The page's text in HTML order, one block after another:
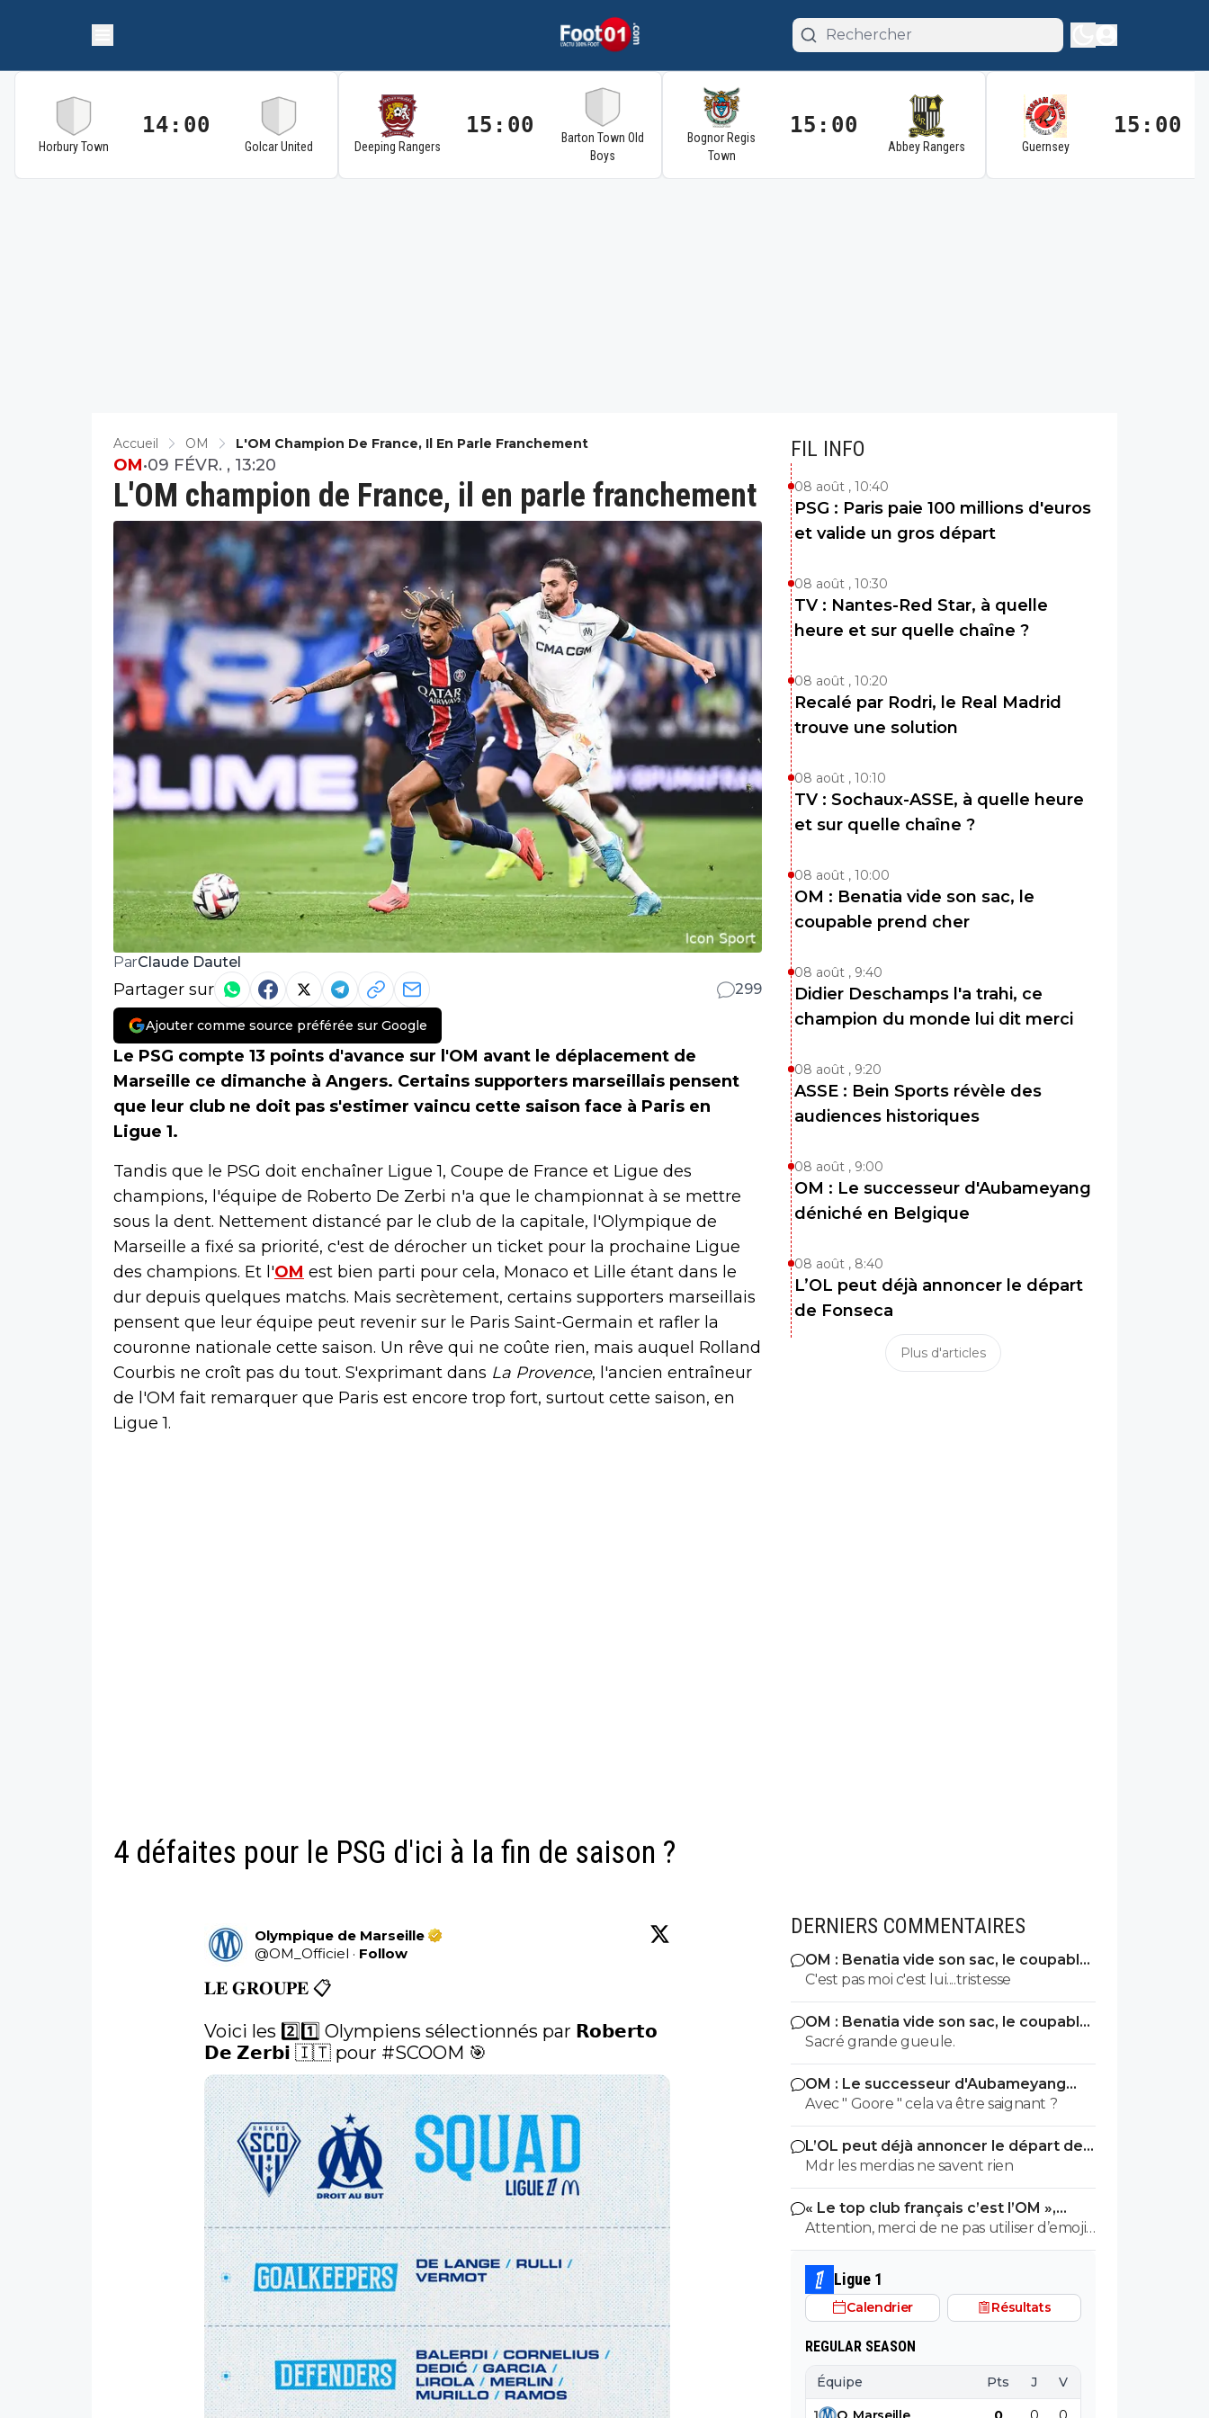
Horbury Town
14:00
Golcar United Deeping Rangers
15:00
Barton Town Old
Boys
Bognor Regis
Town
15:00
Abbey Rangers Guernsey
15:00
Accueil OM L'OM Champion De France, Il En Parle Franchement
L'OM champion de France, il en parle franchement
OM•09 FÉVR. , 13:20
ParClaude Dautel
Partager sur 299
Ajouter comme source préférée sur Google
Le PSG compte 13 points d'avance sur l'OM avant le déplacement de
Marseille ce dimanche à Angers. Certains supporters marseillais pensent
que leur club ne doit pas s'estimer vaincu cette saison face à Paris en
Ligue 1.
Tandis que le PSG doit enchaîner Ligue 1, Coupe de France et Ligue des
champions, l'équipe de Roberto De Zerbi n'a que le championnat à se mettre
sous la dent. Nettement distancé par le club de la capitale, l'Olympique de
Marseille a fixé sa priorité, c'est de dérocher un ticket pour la prochaine Ligue
des champions. Et l'OM est bien parti pour cela, Monaco et Lille étant dans le
dur depuis quelques matchs. Mais secrètement, certains supporters marseillais
pensent que leur équipe peut revenir sur le Paris Saint-Germain et rafler la
couronne nationale cette saison. Un rêve qui ne coûte rien, mais auquel Rolland
Courbis ne croît pas du tout. S'exprimant dans La Provence, l'ancien entraîneur
de l'OM fait remarquer que Paris est encore trop fort, surtout cette saison, en
Ligue 1.
4 défaites pour le PSG d'ici à la fin de saison ?
Olympique de Marseille
@OM_Officiel · Follow
𝐋𝐄 𝐆𝐑𝐎𝐔𝐏𝐄 📋
Voici les 2️⃣1️⃣ Olympiens sélectionnés par 𝗥𝗼𝗯𝗲𝗿𝘁𝗼
𝗗𝗲 𝗭𝗲𝗿𝗯𝗶 🇮🇹 pour #SCOOM 🎯
FIL INFO
08 août , 10:40
PSG : Paris paie 100 millions d'euros
et valide un gros départ
08 août , 10:30
TV : Nantes-Red Star, à quelle
heure et sur quelle chaîne ?
08 août , 10:20
Recalé par Rodri, le Real Madrid
trouve une solution
08 août , 10:10
TV : Sochaux-ASSE, à quelle heure
et sur quelle chaîne ?
08 août , 10:00
OM : Benatia vide son sac, le
coupable prend cher
08 août , 9:40
Didier Deschamps l'a trahi, ce
champion du monde lui dit merci
08 août , 9:20
ASSE : Bein Sports révèle des
audiences historiques
08 août , 9:00
OM : Le successeur d'Aubameyang
déniché en Belgique
08 août , 8:40
L’OL peut déjà annoncer le départ
de Fonseca
Plus d'articles
DERNIERS COMMENTAIRES
OM : Benatia vide son sac, le coupable
prend cher
C'est pas moi c'est lui....tristesse
OM : Benatia vide son sac, le coupable
prend cher
Sacré grande gueule.
OM : Le successeur d'Aubameyang
déniché en BelgiqueAvec " Goore " cela va être saignant ?
L’OL peut déjà annoncer le départ de
Fonseca
Mdr les merdias ne savent rien
« Le top club français c’est l’OM »,
Adidas bouscule le PSG
Attention, merci de ne pas utiliser d’emojis
en la présence de Raymond Q qui a un
traumatisme de l enfance lié à ces
derniers; pour le soutenir, vous pouvez
adhérer à son association se prétendant
refusant catégoriquement l utilisation d
emojis bien trop populaire à son goût et
surtout incompréhensible pour ses gros
Ligue 1
Calendrier Résultats
REGULAR SEASON
Équipe Pts J V